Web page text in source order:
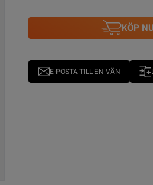
KÖP NU
E-POSTA TILL EN VÄN